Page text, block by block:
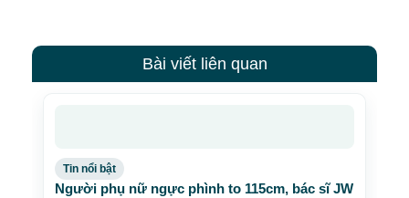
Bài viết liên quan
Tin nổi bật
Người phụ nữ ngực phình to 115cm, bác sĩ JW